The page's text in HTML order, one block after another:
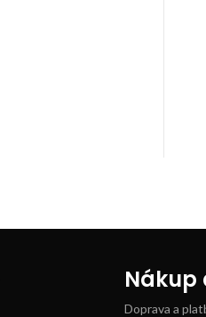
Nákup
Doprava a